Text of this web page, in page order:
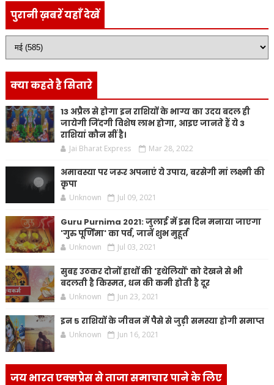
पुरानी ख़बरें यहाँ देखें
क्या कहते है सितारे
13 अप्रैल से होगा इन राशियों के भाग्य का उदय बदल ही
जायेगी जिंदगी विशेष लाभ होगा, आइए जानते हैं ये 3
राशियां कौन सीं है।
Jai Bharat Express Mar 28, 2022
अमावस्या पर जरूर अपनाएं ये उपाय, बरसेगी मां लक्ष्मी की
कृपा
Unknown Jul 09, 2021
Guru Purnima 2021: जुलाई में इस दिन मनाया जाएगा
'गुरु पूर्णिमा' का पर्व, जानें शुभ मुहूर्त
Unknown Jul 03, 2021
सुबह उठकर दोनों हाथों की 'हथेलियों' को देखने से भी
बदलती है किस्मत, धन की कमी होती है दूर
Unknown Jun 23, 2021
इन 5 राशियों के जीवन में पैसे से जुड़ी समस्या होगी समाप्त
Unknown Jun 16, 2021
जय भारत एक्सप्रेस से ताजा समाचार पाने के लिए